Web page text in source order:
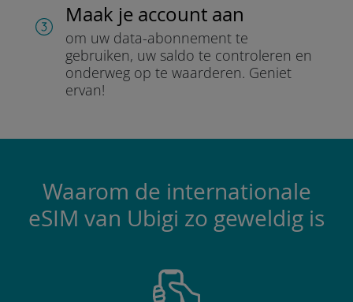
Maak je account aan
om uw data-abonnement te
gebruiken, uw saldo te controleren en
onderweg op te waarderen. Geniet
ervan!
Waarom de internationale
eSIM van Ubigi zo geweldig is